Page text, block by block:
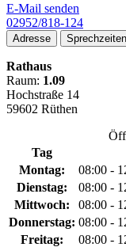
E-Mail senden
02952/818-124
Adresse Sprechzeiten
Rathaus
Raum: 1.09
Hochstraße 14
59602 Rüthen
Tag
Montag:
08:00 -
Dienstag:
08:00 -
Mittwoch:
08:00 -
Donnerstag: 08:00 -
Freitag:
08:00 -